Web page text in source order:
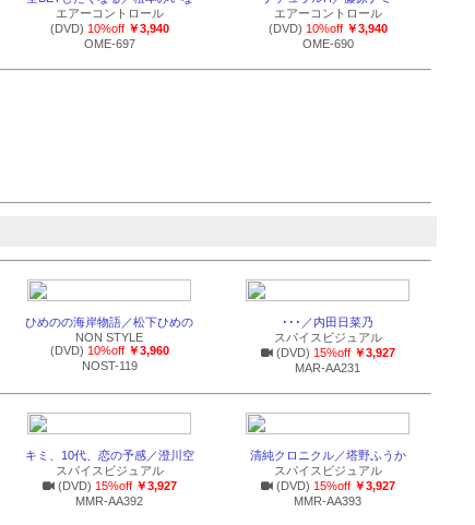
エアーコントロール
(DVD) 10%off ￥3,940
OME-697
エアーコントロール
(DVD) 10%off ￥3,940
OME-690
ひめのの海岸物語／松下ひめの
NON STYLE
(DVD) 10%off ￥3,960
NOST-119
･･･／内田日菜乃
スパイスビジュアル
(DVD) 15%off ￥3,927
MAR-AA231
キミ、10代、恋の予感／澄川空
スパイスビジュアル
(DVD) 15%off ￥3,927
MMR-AA392
清純クロニクル／塔野ふうか
スパイスビジュアル
(DVD) 15%off ￥3,927
MMR-AA393